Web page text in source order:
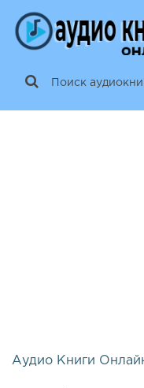
Аудио Книги